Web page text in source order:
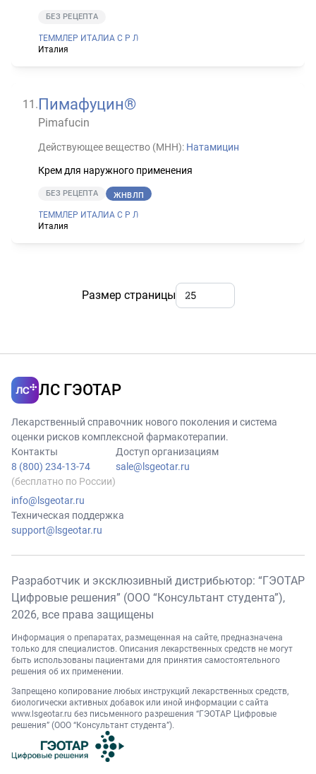
БЕЗ РЕЦЕПТА
ТЕММЛЕР ИТАЛИА С Р Л
Италия
11 .Пимафуцин®
Pimafucin
Действующее вещество (МНН): Натамицин
Крем для наружного применения
БЕЗ РЕЦЕПТА ЖНВЛП
ТЕММЛЕР ИТАЛИА С Р Л
Италия
Размер страницы
ЛС ГЭОТАР
Лекарственный справочник нового поколения и система
оценки рисков комплексной фармакотерапии.
Контакты
8 (800) 234-13-74
(бесплатно по России)
info@lsgeotar.ru
Доступ организациям
sale@lsgeotar.ru
Техническая поддержка
support@lsgeotar.ru
Разработчик и эксклюзивный дистрибьютор: “ГЭОТАР
Цифровые решения” (ООО “Консультант студента”),
2026, все права защищены
Информация о препаратах, размещенная на сайте, предназначена
только для специалистов. Описания лекарственных средств не могут
быть использованы пациентами для принятия самостоятельного
решения об их применении.
Запрещено копирование любых инструкций лекарственных средств,
биологически активных добавок или иной информации с сайта
www.lsgeotar.ru без письменного разрешения “ГЭОТАР Цифровые
решения” (ООО “Консультант студента”).